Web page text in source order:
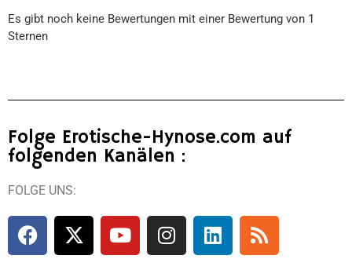
Es gibt noch keine Bewertungen mit einer Bewertung von 1
Sternen
Folge Erotische-Hynose.com auf
folgenden Kanälen :
FOLGE UNS: